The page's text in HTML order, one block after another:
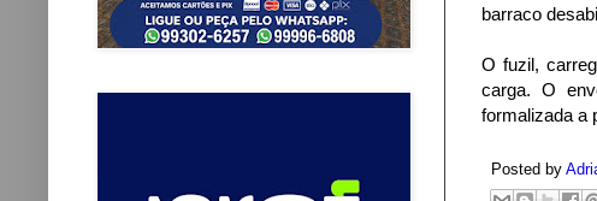
barraco
O fuzil,
carga. O
formalizada a
Posted by